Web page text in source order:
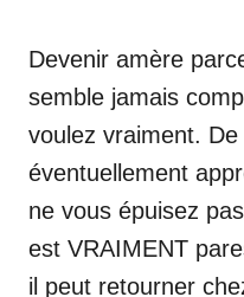
Devenir amère
semble jamais
voulez vraiment.
éventuellement
ne vous épuisez
est VRAIMENT
il peut retourner